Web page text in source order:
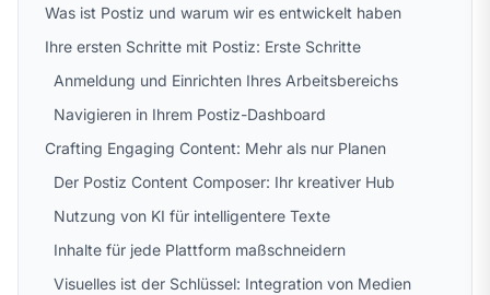
Was ist Postiz und warum wir es entwickelt haben
Ihre ersten Schritte mit Postiz: Erste Schritte
Anmeldung und Einrichten Ihres Arbeitsbereichs
Navigieren in Ihrem Postiz-Dashboard
Crafting Engaging Content: Mehr als nur Planen
Der Postiz Content Composer: Ihr kreativer Hub
Nutzung von KI für intelligentere Texte
Inhalte für jede Plattform maßschneidern
Visuelles ist der Schlüssel: Integration von Medien